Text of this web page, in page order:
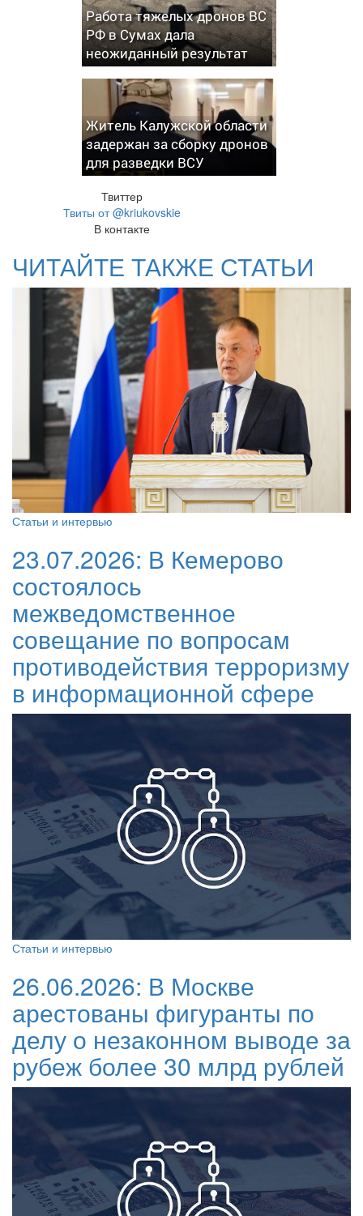
Работа тяжелых дронов ВС
РФ в Сумах дала
неожиданный результат
Житель Калужской области
задержан за сборку дронов
для разведки ВСУ
Твиттер
Твиты от @kriukovskie
В контакте
ЧИТАЙТЕ ТАКЖЕ СТАТЬИ
Статьи и интервью
23.07.2026: В Кемерово
состоялось
межведомственное
совещание по вопросам
противодействия терроризму
в информационной сфере
Статьи и интервью
26.06.2026: В Москве
арестованы фигуранты по
делу о незаконном выводе за
рубеж более 30 млрд рублей